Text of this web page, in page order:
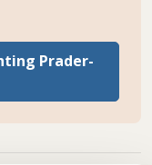
Prader-